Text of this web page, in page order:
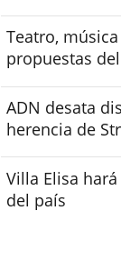
Teatro,
propuestas
ADN desata
herencia de
Villa Elisa
del país